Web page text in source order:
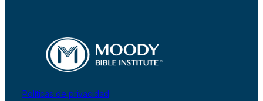
Políticas de privacidad